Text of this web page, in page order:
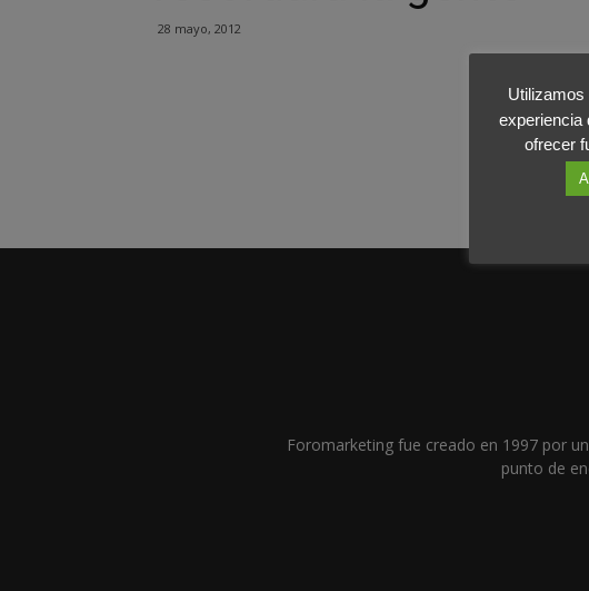
28 mayo, 2012
Foromarketing fue creado en 1997 por
punto de
Utilizamos
experiencia
ofrecer